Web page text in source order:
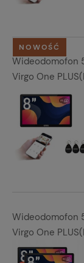
Wideodomofon
Virgo One
NOWOŚĆ
Wideodomofon
Virgo One